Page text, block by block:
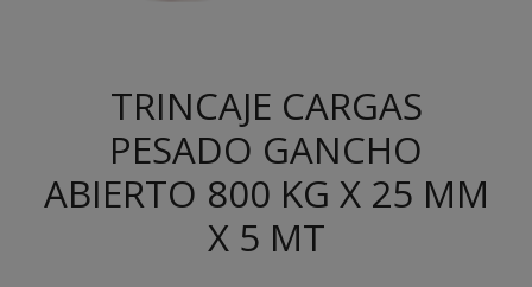
TRINCAJE CARGAS
PESADO GANCHO
ABIERTO 800 KG X 25 MM
X 5 MT